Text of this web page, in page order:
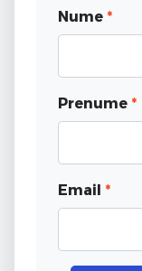
Nume *
Prenume *
Email *